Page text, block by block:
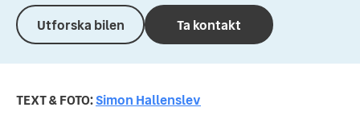
Utforska bilen Ta kontakt
TEXT & FOTO:Simon Hallenslev